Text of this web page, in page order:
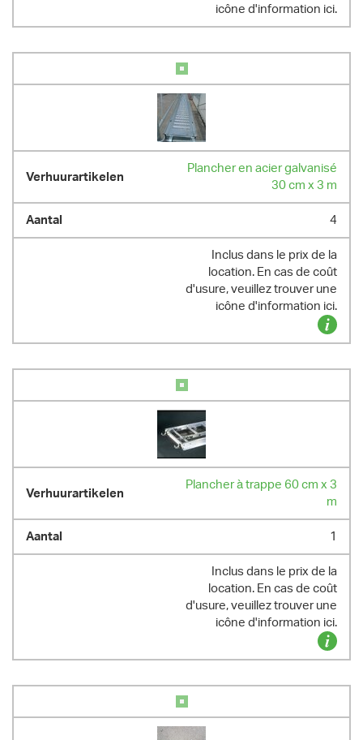
icône d'information ici.
Plancher en acier galvanisé
30 cm x 3 m
4
Inclus dans le prix de la
location. En cas de coût
d'usure, veuillez trouver une
icône d'information ici.
Plancher à trappe 60 cm x 3
m
1
Inclus dans le prix de la
location. En cas de coût
d'usure, veuillez trouver une
icône d'information ici.